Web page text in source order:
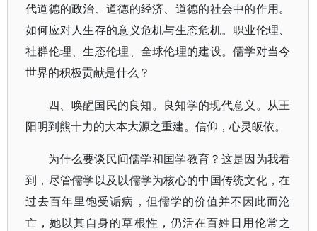
代道德的政治、道德的经济、道德的社会中的作用。
如何应对人生存的意义危机与生态危机。职业伦理、
社群伦理、生态伦理、全球伦理的建设。儒学对当今
世界的积极贡献是什么？
四、唤醒国民的良知。良知学的现代意义。从王
阳明到熊十力的大本大源之重建。信仰，心灵皈依。
为什么要谈民间儒学和国学教育？这是因为我看
到，尽管儒学以及以儒学为核心的中国传统文化，在
过去百年里饱受诟病，但儒学的价值并不因此而沦
亡，她以其自身的草根性，仍活在百姓日用伦常之